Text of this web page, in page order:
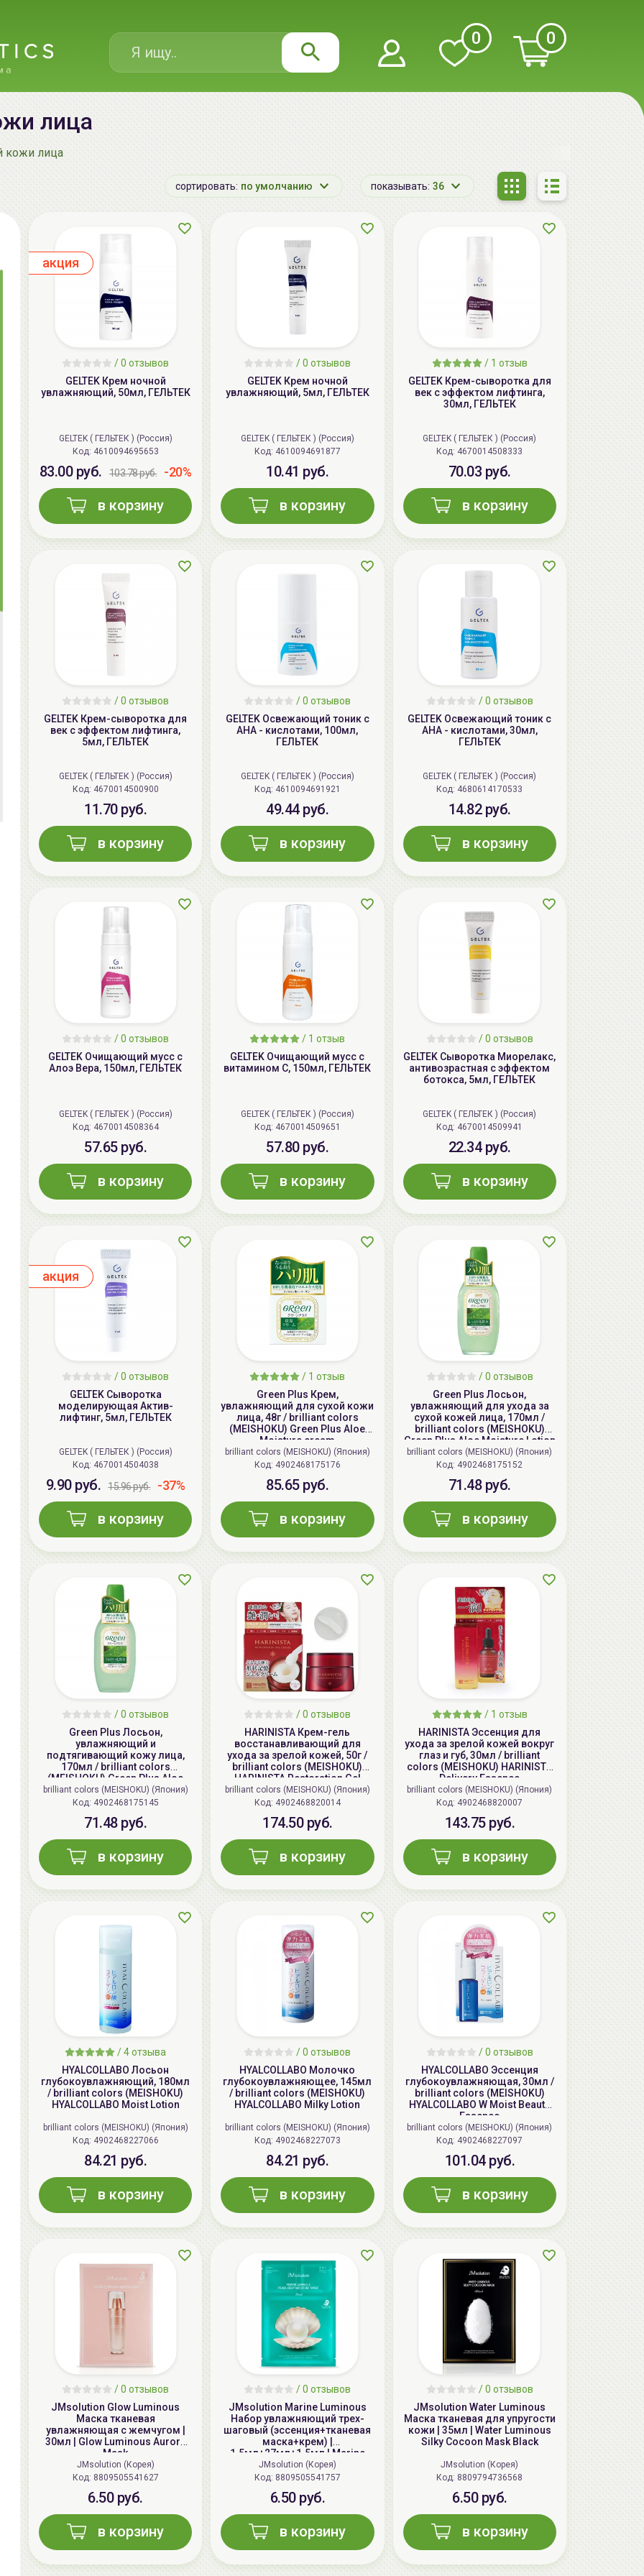
0 0
лица
кожи лица
сортировать: по умолчанию показывать: 36
/ 0 отзывов
GELTEK Крем ночной
увлажняющий, 50мл, ГЕЛЬТЕК
GELTEK ( ГЕЛЬТЕК ) (Россия)
Код: 4610094695653
83.00 руб. 103.78 руб. -20%
в корзину
aкция
/ 0 отзывов
GELTEK Крем ночной
увлажняющий, 5мл, ГЕЛЬТЕК
GELTEK ( ГЕЛЬТЕК ) (Россия)
Код: 4610094691877
10.41 руб.
в корзину
/ 1 отзыв
GELTEK Крем-сыворотка для
век с эффектом лифтинга,
30мл, ГЕЛЬТЕК
GELTEK ( ГЕЛЬТЕК ) (Россия)
Код: 4670014508333
70.03 руб.
в корзину
/ 0 отзывов
GELTEK Крем-сыворотка для
век с эффектом лифтинга,
5мл, ГЕЛЬТЕК
GELTEK ( ГЕЛЬТЕК ) (Россия)
Код: 4670014500900
11.70 руб.
в корзину
/ 0 отзывов
GELTEK Освежающий тоник с
АНА - кислотами, 100мл,
ГЕЛЬТЕК
GELTEK ( ГЕЛЬТЕК ) (Россия)
Код: 4610094691921
49.44 руб.
в корзину
/ 0 отзывов
GELTEK Освежающий тоник с
АНА - кислотами, 30мл,
ГЕЛЬТЕК
GELTEK ( ГЕЛЬТЕК ) (Россия)
Код: 4680614170533
14.82 руб.
в корзину
/ 0 отзывов
GELTEK Очищающий мусс с
Алоэ Вера, 150мл, ГЕЛЬТЕК
GELTEK ( ГЕЛЬТЕК ) (Россия)
Код: 4670014508364
57.65 руб.
в корзину
/ 1 отзыв
GELTEK Очищающий мусс с
витамином C, 150мл, ГЕЛЬТЕК
GELTEK ( ГЕЛЬТЕК ) (Россия)
Код: 4670014509651
57.80 руб.
в корзину
/ 0 отзывов
GELTEK Сыворотка Миорелакс,
антивозрастная с эффектом
ботокса, 5мл, ГЕЛЬТЕК
GELTEK ( ГЕЛЬТЕК ) (Россия)
Код: 4670014509941
22.34 руб.
в корзину
/ 0 отзывов
GELTEK Сыворотка
моделирующая Актив-
лифтинг, 5мл, ГЕЛЬТЕК
GELTEK ( ГЕЛЬТЕК ) (Россия)
Код: 4670014504038
9.90 руб. 15.96 руб. -37%
в корзину
aкция
/ 1 отзыв
Green Plus Крем,
увлажняющий для сухой кожи
лица, 48г / brilliant colors
(MEISHOKU) Green Plus Aloe
Moisture cream
brilliant colors (MEISHOKU) (Япония)
Код: 4902468175176
85.65 руб.
в корзину
/ 0 отзывов
Green Plus Лосьон,
увлажняющий для ухода за
сухой кожей лица, 170мл /
brilliant colors (MEISHOKU)
Green Plus Aloe Moisture Lotion
brilliant colors (MEISHOKU) (Япония)
Код: 4902468175152
71.48 руб.
в корзину
/ 0 отзывов
Green Plus Лосьон,
увлажняющий и
подтягивающий кожу лица,
170мл / brilliant colors
(MEISHOKU) Green Plus Aloe
Astrinгent
brilliant colors (MEISHOKU) (Япония)
Код: 4902468175145
71.48 руб.
в корзину
/ 0 отзывов
HARINISTA Крем-гель
восстанавливающий для
ухода за зрелой кожей, 50г /
brilliant colors (MEISHOKU)
HARINISTA Restoration Gel
Cream
brilliant colors (MEISHOKU) (Япония)
Код: 4902468820014
174.50 руб.
в корзину
/ 1 отзыв
HARINISTA Эссенция для
ухода за зрелой кожей вокруг
глаз и губ, 30мл / brilliant
colors (MEISHOKU) HARINISTA
Delivery Essence
brilliant colors (MEISHOKU) (Япония)
Код: 4902468820007
143.75 руб.
в корзину
/4отзыва
HYALCOLLABO Лосьон
глубокоувлажняющий, 180мл
/ brilliant colors (MEISHOKU)
HYALCOLLABO Moist Lotion
brilliant colors (MEISHOKU) (Япония)
Код: 4902468227066
84.21 руб.
в корзину
/ 0 отзывов
HYALCOLLABO Молочко
глубокоувлажняющее, 145мл
/ brilliant colors (MEISHOKU)
HYALCOLLABO Milky Lotion
brilliant colors (MEISHOKU) (Япония)
Код: 4902468227073
84.21 руб.
в корзину
/ 0 отзывов
HYALCOLLABO Эссенция
глубокоувлажняющая, 30мл /
brilliant colors (MEISHOKU)
HYALCOLLABO W Moist Beauty
Essence
brilliant colors (MEISHOKU) (Япония)
Код: 4902468227097
101.04 руб.
в корзину
/ 0 отзывов
JMsolution Glow Luminous
Маска тканевая
увлажняющая с жемчугом |
30мл | Glow Luminous Aurora
Mask
JMsolution (Корея)
Код: 8809505541627
6.50 руб.
в корзину
/ 0 отзывов
JMsolution Marine Luminous
Набор увлажняющий трех-
шаговый (эссенция+тканевая
маска+крем) |
1.5мл+27мл+1.5мл | Marine
Luminous Pearl Deep Moisture
Mask
JMsolution (Корея)
Код: 8809505541757
6.50 руб.
в корзину
/ 0 отзывов
JMsolution Water Luminous
Маска тканевая для упругости
кожи | 35мл | Water Luminous
Silky Cocoon Mask Black
JMsolution (Корея)
Код: 8809794736568
6.50 руб.
в корзину